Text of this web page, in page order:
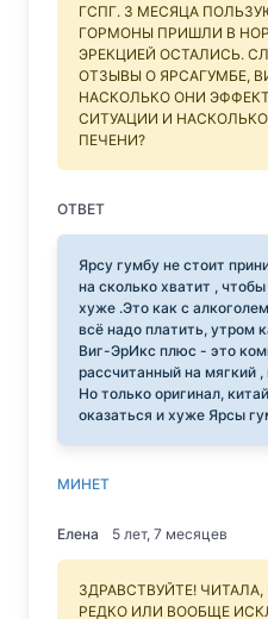
ГСПГ. 3 МЕСЯЦА
ГОРМОНЫ ПРИШЛИ В
ЭРЕКЦИЕЙ ОСТАЛИСЬ.
ОТЗЫВЫ О ЯРСАГУМБЕ,
НАСКОЛЬКО ОНИ
СИТУАЦИИ И
ПЕЧЕНИ?
ОТВЕТ
Ярсу гумбу не стоит
на сколько хватит ,
хуже .Это как с
всё надо платить, утром
Виг-ЭрИкс плюс - это
рассчитанный на мягкий
Но только оригинал,
оказаться и хуже Ярсы
МИНЕТ
Елена 5 лет, 7 месяцев
ЗДРАВСТВУЙТЕ!
РЕДКО ИЛИ ВООБЩЕ